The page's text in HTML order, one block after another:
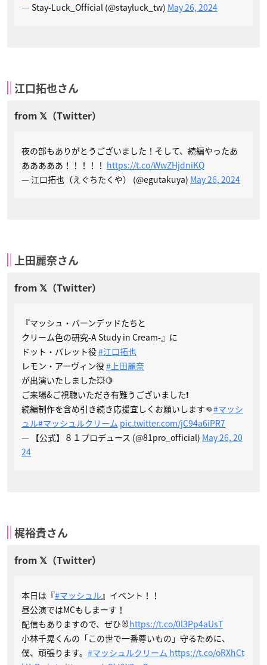
— Stay-Luck_Official (@stayluck_tw) May 26, 2024
江口拓也さん
夜の部もありがとうございました！そして、続編やったあ
あああああ！！！！！ https://t.co/WwZHjdniKQ
— 江口拓也（えぐちたくや） (@egutakuya) May 26, 2024
上田麗奈さん
『マッシュ・バーンデッドたちと
クリーム色の研究-A Study in Cream-』に
ドット・バレット役#江口拓也
レモン・アーヴィン役#上田麗奈
が出演いたしました💥🍋
ご来場&ご視聴いただき有難うございました❗️
続編制作を含め引き続き応援宜しくお願いします👊#マッシ
ュル#マッシュルクリーム pic.twitter.com/jC94a6iPR7
— 【公式】８１プロデュース (@81pro_official) May 26, 20
24
梶裕貴さん
本日は『#マッシュル』イベント！！
昼公演ではMCもしまーす！
配信もありますので、ぜひ🐰https://t.co/0l3Pp4aUsT
小林千晃くんの「この世で一番尊いもの」守るために、
僕、頑張ります。 #マッシュルクリーム https://t.co/oRXhCt